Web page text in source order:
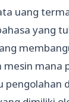
uang
yang
mesin
pengolahan